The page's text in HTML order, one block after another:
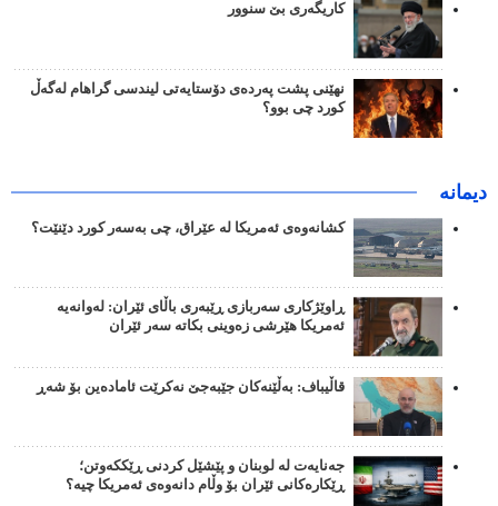
کاریگەری بێ سنوور
نهێنی پشت پەردەی دۆستایەتی لیندسی گراهام لەگەڵ
کورد چی بوو؟
دیمانە
کشانەوەی ئەمریکا لە عێراق، چی بەسەر کورد دێنێت؟
ڕاوێژکاری سەربازی ڕێبەری باڵای ئێران: لەوانەیە
ئەمریکا هێرشی زەوینی بکاتە سەر ئێران
قاڵیباف: بەڵێنەکان جێبەجێ نەکرێت ئامادەین بۆ شەڕ
جەنایەت لە لوبنان و پێشێل کردنی ڕێککەوتن؛
ڕێکارەکانی ئێران بۆ وڵام دانەوەی ئەمریکا چیە؟